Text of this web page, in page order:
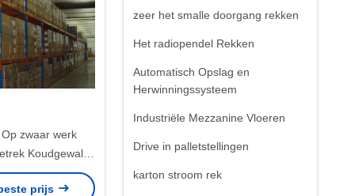
zeer het smalle doorgang rekken
Het radiopendel Rekken
Automatisch Opslag en
Herwinningssysteem
Industriële Mezzanine Vloeren
Drive in palletstellingen
karton stroom rek
zwaar werk
Koudgewalst
Kader/Straal
prijs